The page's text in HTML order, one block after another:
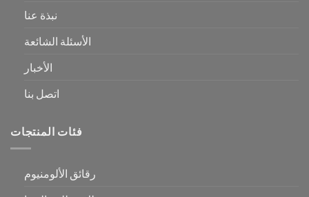
نبذة عنا
الأسئلة الشائعة
الأخبار
اتصل بنا
فئات المنتجات
رقائق الألومنيوم